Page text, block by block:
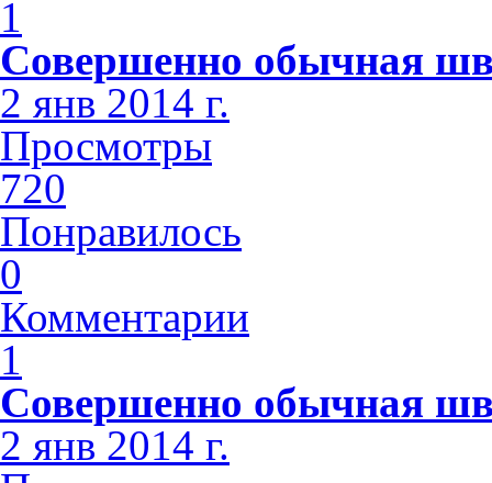
1
Совершенно обычная
2 янв 2014 г.
Просмотры
720
Понравилось
0
Комментарии
1
Совершенно обычная
2 янв 2014 г.